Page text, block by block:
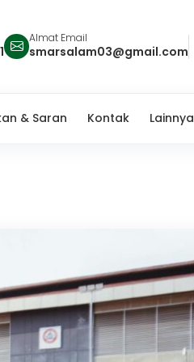
Almat Email
smarsalam03@gmail.com
& Saran Kontak Lainnya